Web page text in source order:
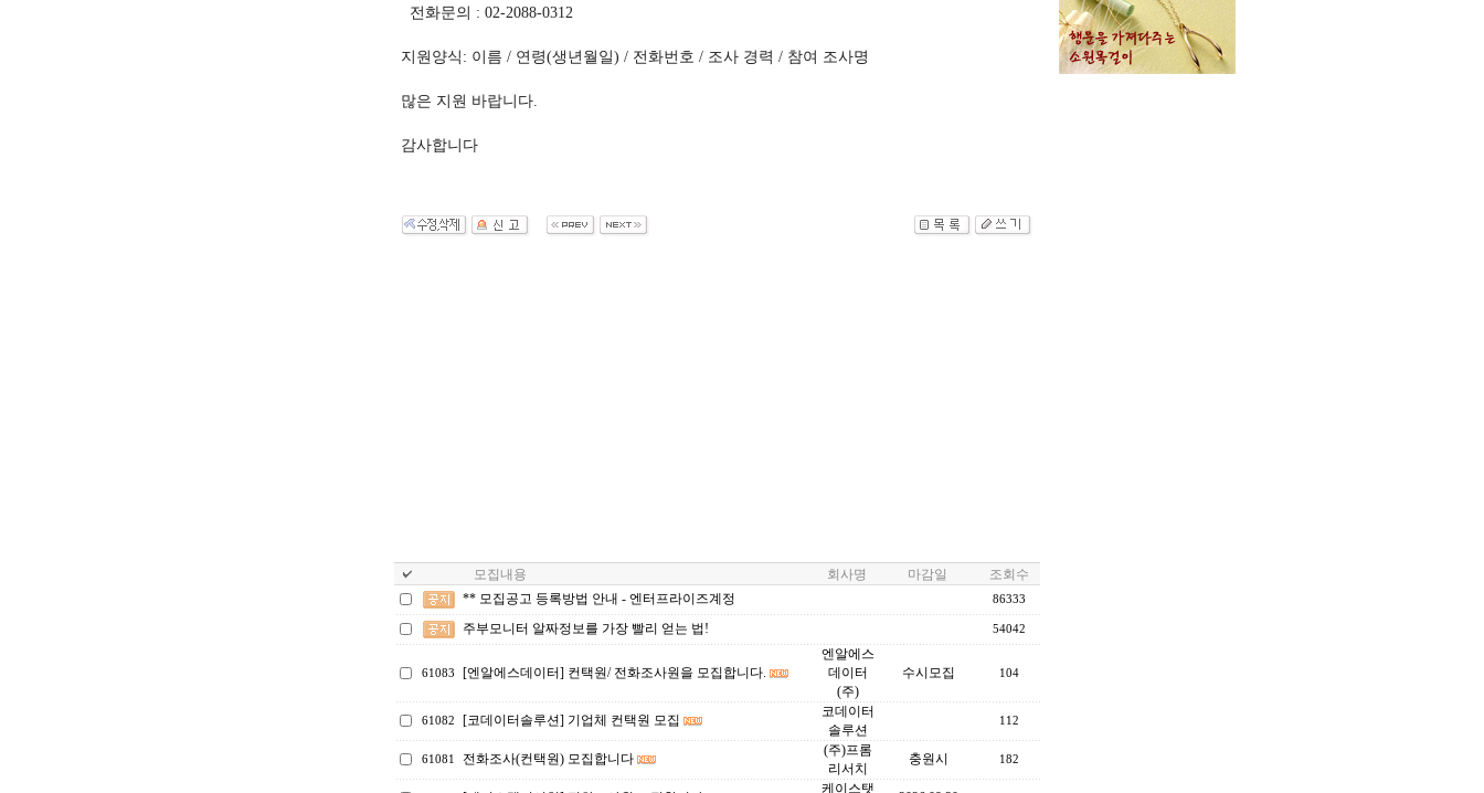
전화문의 : 02-2088-0312
지원양식: 이름 / 연령(생년월일) / 전화번호 / 조사 경력 / 참여 조사명
많은 지원 바랍니다.
감사합니다
모집내용 회사명 마감일
조회수
** 모집공고 등록방법 안내 - 엔터프라이즈계정
86333
주부모니터 알짜정보를 가장 빨리 얻는 법! 54042
61083 [엔알에스데이터] 컨택원/ 전화조사원을 모집합니다.
엔알에스
데이터
(주)
수시모집 104
61082 [코데이터솔루션] 기업체 컨택원 모집
코데이터
솔루션
112
61081 전화조사(컨택원) 모집합니다
(주)프롬
리서치
충원시 182
케이스탯